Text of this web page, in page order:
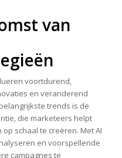
van
voortdurend,
en veranderend
trends is de
die marketeers helpt
schaal te creëren. Met AI
en voorspellende
campagnes te